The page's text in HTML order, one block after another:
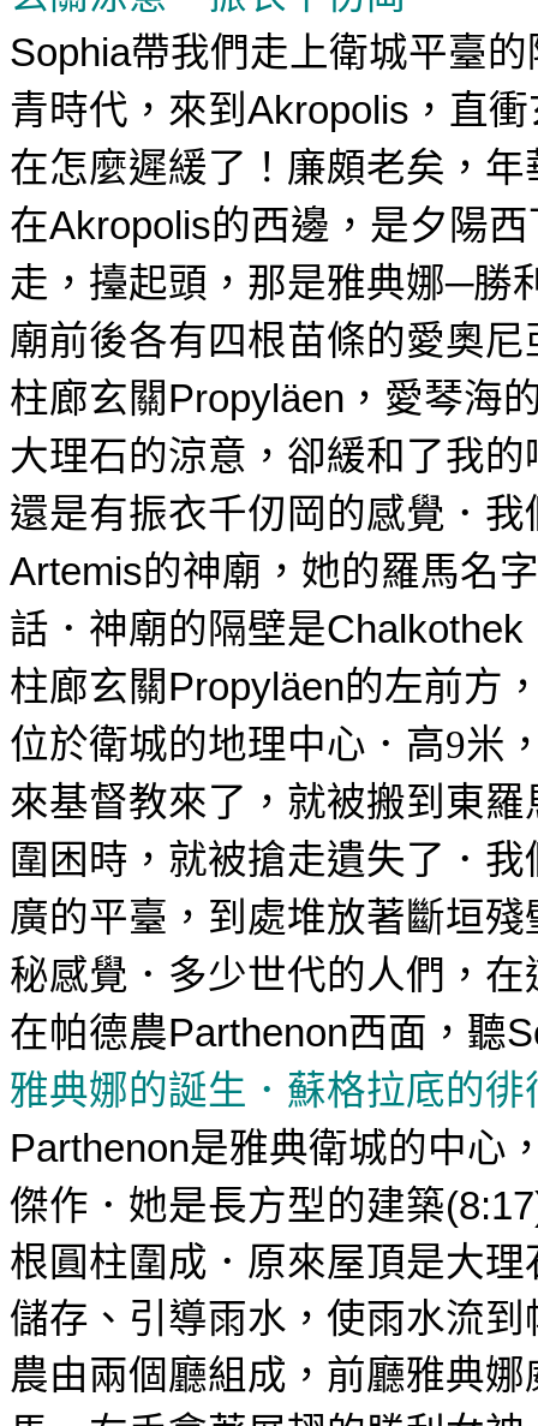
Sophia帶我們走上衛城平臺
青時代，來到Akropolis ，直
在怎麼遲緩了！廉頗老矣，
在Akropolis的西邊，是夕陽
走，擡起頭，那是雅典娜─勝
廟前後各有四根苗條的愛奧
柱廊玄關Propyläen ， 愛琴海
大理石的涼意，卻緩和了我
還是有振衣千仞岡的感覺．
Artemis的神廟，她的羅馬名
話．神廟的隔壁是Chalkothek
柱廊玄關Propyläen的左前方
位於衛城的地理中心．高9米
來基督教來了，就被搬到東
圍困時，就被搶走遺失了．
廣的平臺 ，到處堆放著斷垣
秘感覺．多少世代的人們，
在帕德農Parthenon西面，聽
雅典娜的誕生． 蘇格拉底的徘
Parthenon是雅典衛城的中心
傑作．她是長方型的建築
根圓柱圍成．原來屋頂是大
儲存、引導雨水，使雨水流到
農由兩個廳組成，前廳雅典